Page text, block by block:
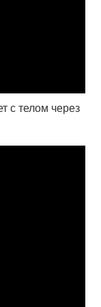
с телом через